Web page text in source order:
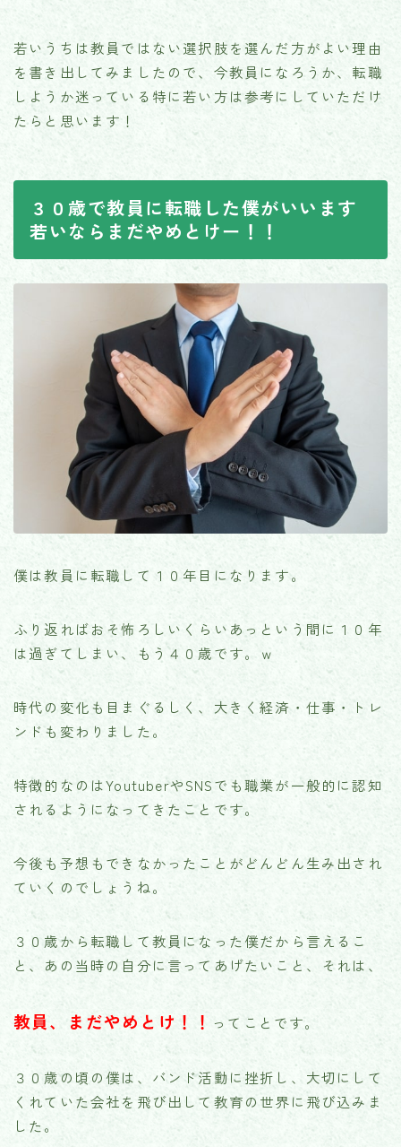
若いうちは教員ではない選択肢を選んだ方がよい理由
を書き出してみましたので、今教員になろうか、転職
しようか迷っている特に若い方は参考にしていただけ
たらと思います！
３０歳で教員に転職した僕がいいます
若いならまだやめとけー！！
僕は教員に転職して１０年目になります。
ふり返ればおそ怖ろしいくらいあっという間に１０年
は過ぎてしまい、もう４０歳です。ｗ
時代の変化も目まぐるしく、大きく経済・仕事・トレ
ンドも変わりました。
特徴的なのはYoutuberやSNSでも職業が一般的に認知
されるようになってきたことです。
今後も予想もできなかったことがどんどん生み出され
ていくのでしょうね。
３０歳から転職して教員になった僕だから言えるこ
と、あの当時の自分に言ってあげたいこと、それは、
教員、まだやめとけ！！ ってことです。
３０歳の頃の僕は、バンド活動に挫折し、大切にして
くれていた会社を飛び出して教育の世界に飛び込みま
した。